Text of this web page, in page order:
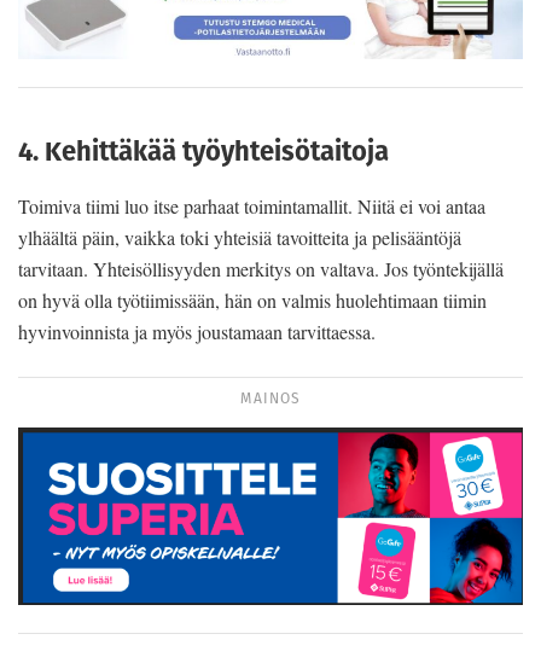
4. Kehittäkää työyhteisötaitoja
Toimiva tiimi luo itse parhaat toimintamallit. Niitä ei voi antaa
ylhäältä päin, vaikka toki yhteisiä tavoitteita ja pelisääntöjä
tarvitaan. Yhteisöllisyyden merkitys on valtava. Jos työntekijällä
on hyvä olla työtiimissään, hän on valmis huolehtimaan tiimin
hyvinvoinnista ja myös joustamaan tarvittaessa.
MAINOS